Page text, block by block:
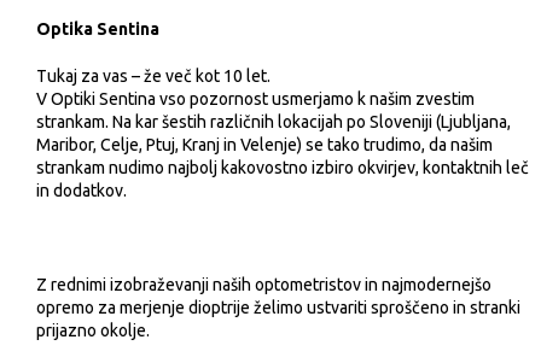
Optika Sentina
Tukaj za vas – že več kot 10 let.
V Optiki Sentina vso pozornost usmerjamo k našim zvestim
strankam. Na kar šestih različnih lokacijah po Sloveniji (Ljubljana,
Maribor, Celje, Ptuj, Kranj in Velenje) se tako trudimo, da našim
strankam nudimo najbolj kakovostno izbiro okvirjev, kontaktnih leč
in dodatkov.
Z rednimi izobraževanji naših optometristov in najmodernejšo
opremo za merjenje dioptrije želimo ustvariti sproščeno in stranki
prijazno okolje.